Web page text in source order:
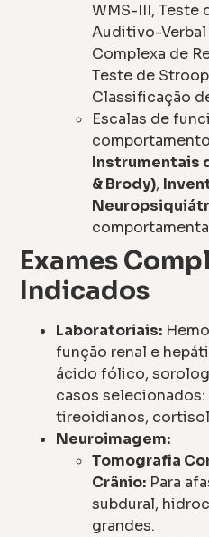
WMS-III, Teste
Auditivo-Verbal
Complexa de
Teste de
Classificação
Escalas de
Instrumentais
& Brody),
Exames
Indicados
Laboratoriais:
função renal e
ácido fólico,
casos
tireoidianos,
Neuroimagem:
Tomografia
Crânio: Para
subdural,
grandes.